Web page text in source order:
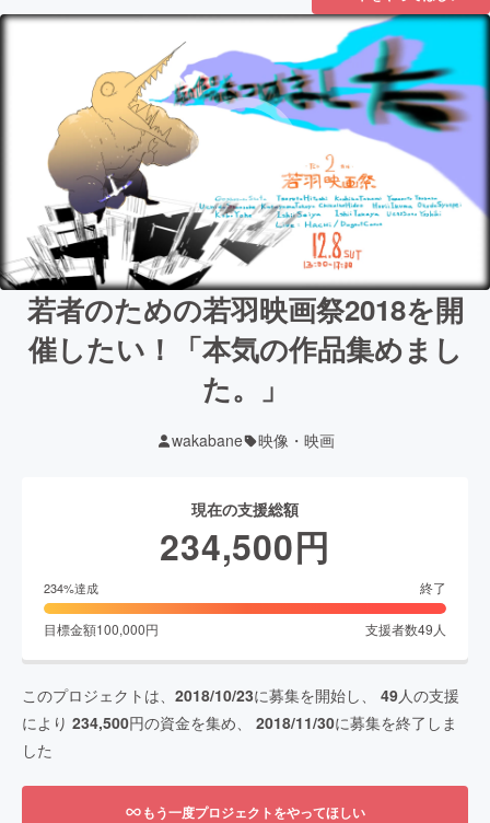
若者のための若羽映画祭2018を開
催したい！「本気の作品集めまし
た。」
wakabane 映像・映画
現在の支援総額
234,500円
234%達成 終了
目標金額100,000円 支援者数49 人
このプロジェクトは、 2018/10/23に募集を開始し、 49人の支援
により 234,500円の資金を集め、 2018/11/30に募集を終了しま
した
もう一度プロジェクトをやってほしい